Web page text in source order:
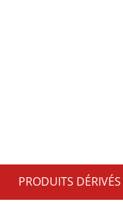
PRODUITS DÉRIVÉS